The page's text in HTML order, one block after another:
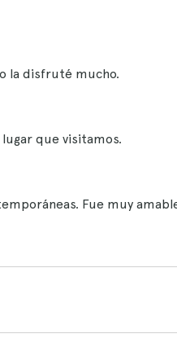
la disfruté mucho.
que visitamos.
Fue muy